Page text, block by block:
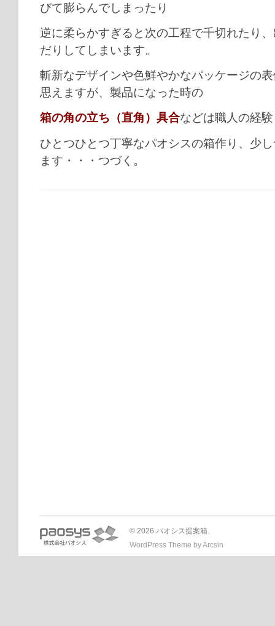
びて膨らんでしまったり
逆に柔らかすぎると次の工程で千切れたり
だりしてしまいます。
斬新なデザインや色鮮やかなパッケージの
思えますが、製品になった時の
箱の角の立ち（直角）具合などは職人の経
ひとつひとつ丁寧なパオシスの箱作り、少
ます・・・つづく。
© 2026 パオシス提案箱.
WordPress Theme byArcsin